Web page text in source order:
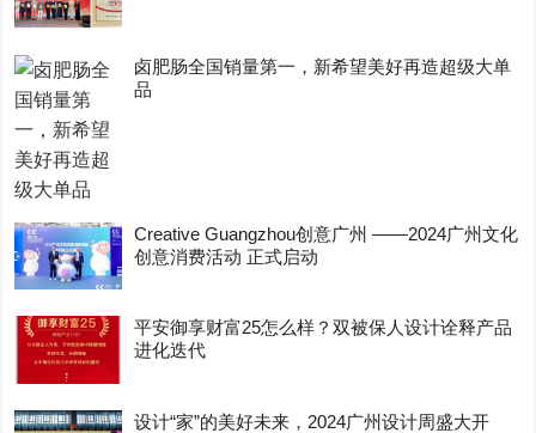
卤肥肠全国销量第一，新希望美好再造超级大单
品
Creative Guangzhou创意广州 ——2024广州文化
创意消费活动 正式启动
平安御享财富25怎么样？双被保人设计诠释产品
进化迭代
设计“家”的美好未来，2024广州设计周盛大开